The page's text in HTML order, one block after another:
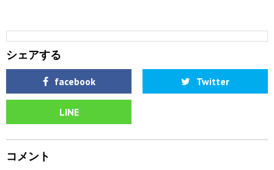
シェアする
facebook Twitter
LINE
コメント